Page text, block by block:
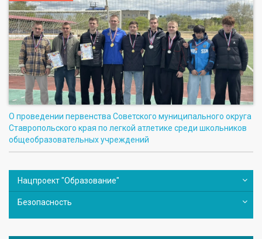
О проведении первенства Советского муниципального округа
Ставропольского края по легкой атлетике среди школьников
общеобразовательных учреждений
Нацпроект "Образование"
Безопасность